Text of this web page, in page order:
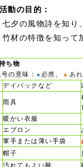
活動の目的：
七夕の風物詩を知り
竹材の特徴を知って
ち物
の意味： ● 必携。 ▲ あ
デイパックなど
雨具
暖かい衣服
エプロン
軍手または薄い手袋
帽子
汚れてもよい靴